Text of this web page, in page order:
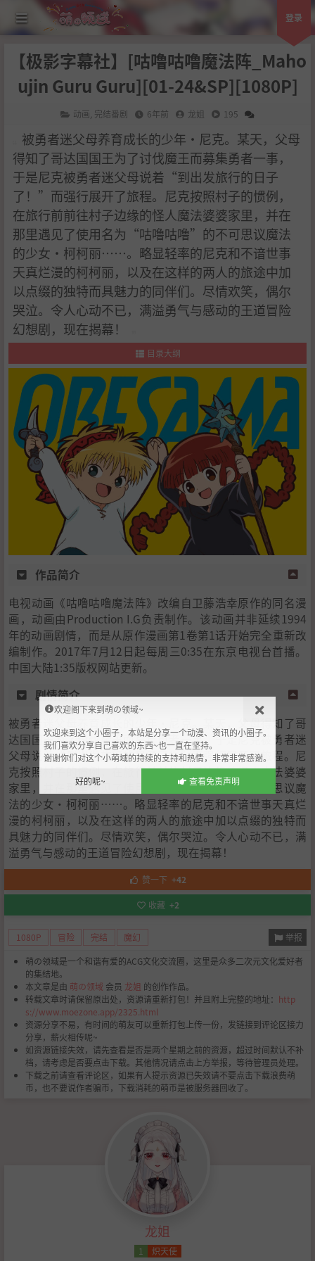
登录
【极影字幕社】[咕噜咕噜魔法阵_Maho
ujin Guru Guru][01-24&SP][1080P]
动画 完结番剧 6年前 龙姐 195
被勇者迷父母养育成长的少年·尼克。某天，父母
得知了哥达国国王为了讨伐魔王而募集勇者一事，
于是尼克被勇者迷父母说着“到出发旅行的日子
了！”而强行展开了旅程。尼克按照村子的惯例，
在旅行前前往村子边缘的怪人魔法婆婆家里，并在
那里遇见了使用名为“咕噜咕噜”的不可思议魔法
的少女·柯柯丽……。略显轻率的尼克和不谙世事
天真烂漫的柯柯丽，以及在这样的两人的旅途中加
以点缀的独特而具魅力的同伴们。尽情欢笑，偶尔
哭泣。令人心动不已，满溢勇气与感动的王道冒险
幻想剧，现在揭幕！
目录大纲
1.作品简介
2. 剧情简介
作品简介
电视动画《咕噜咕噜魔法阵》改编自卫藤浩幸原作的同名漫
画，动画由Production I.G负责制作。该动画并非延续1994
年的动画剧情，而是从原作漫画第1卷第1话开始完全重新改
编制作。2017年7月12日起每周三0:35在东京电视台首播。
中国大陆1:35版权网站更新。
剧情简介
被勇者迷父母养育成长的少年·尼克。某天，父母得知了哥
达国国王为了讨伐魔王而募集勇者一事，于是尼克被勇者迷
父母说着“到出发旅行的日子了！”而强行展开了旅程。尼
克按照村子的惯例，在旅行前前往村子边缘的怪人魔法婆婆
家里，并在那里遇见了使用名为“咕噜咕噜”的不可思议魔
法的少女·柯柯丽……。略显轻率的尼克和不谙世事天真烂
漫的柯柯丽，以及在这样的两人的旅途中加以点缀的独特而
具魅力的同伴们。尽情欢笑，偶尔哭泣。令人心动不已，满
溢勇气与感动的王道冒险幻想剧，现在揭幕！
赞一下 +42
收藏 +2
1080P 冒险 完结 魔幻 举报
萌の领域是一个和谐有爱的ACG文化交流圈，这里是众多二次元文化爱好者
的集结地。
本文章是由 萌の领域 会员 龙姐 的创作作品。
转载文章时请保留原出处，资源请重新打包！并且附上完整的地址： http
s://www.moezone.app/2325.html
资源分享不易，有时间的萌友可以重新打包上传一份，发链接到评论区接力
分享，薪火相传呢~
如资源链接失效，请先查看是否是两个星期之前的资源，超过时间默认不补
档，请考虑是否要点击下载。其他情况请点击上方举报，等待管理员处理。
下载之前请查看评论区，如果有人提示资源已失效请不要点击下载浪费萌
币，也不要说作者骗币，下载消耗的萌币是被服务器回收了。
龙姐
1 炽天使
欢迎阁下来到萌の领域~
欢迎来到这个小圈子，本站是分享一个动漫、资讯的小圈子。
我们喜欢分享自己喜欢的东西~也一直在坚持。
谢谢你们对这个小萌域的持续的支持和热情，非常非常感谢。
好的呢~
查看免责声明